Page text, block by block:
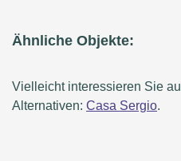
Ähnliche Objekte:
Vielleicht interessieren Sie
Alternativen: Casa Sergio.